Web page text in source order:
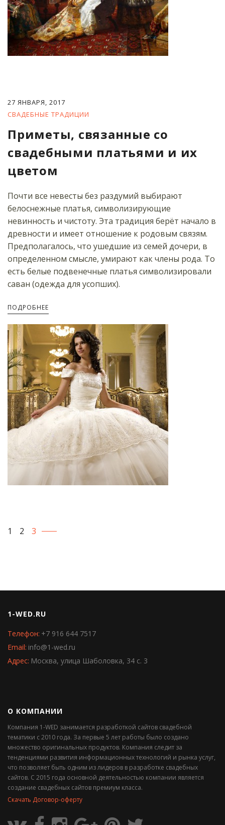
27 ЯНВАРЯ, 2017
СВАДЕБНЫЕ ТРАДИЦИИ
Приметы, связанные со
свадебными платьями и их
цветом
Почти все невесты без раздумий выбирают
белоснежные платья, символизирующие
невинность и чистоту. Эта традиция берёт начало в
древности и имеет отношение к родовым связям.
Предполагалось, что ушедшие из семей дочери, в
определенном смысле, умирают как члены рода. То
есть белые подвенечные платья символизировали
саван (одежда для усопших).
ПОДРОБНЕЕ
1 2 3
1-WED.RU
Телефон: +7 916 644 7517
Email: info@1-wed.ru
Адрес: Москва, улица Шаболовка, 34 с. 3
О КОМПАНИИ
Компания 1-WED занимается разработкой сайтов свадебной
тематики с 2010 года. За первые 5 лет работы было создано
множество оригинальных продуктов. Компания следит за
тенденциями развития информационных технологий и рынка услуг,
что позволяет быть одним из лидеров в разработке свадебных
сайтов. С 2015 года основной деятельностью компании является
создание свадебных сайтов премиум класса.
Скачать Договор-оферту